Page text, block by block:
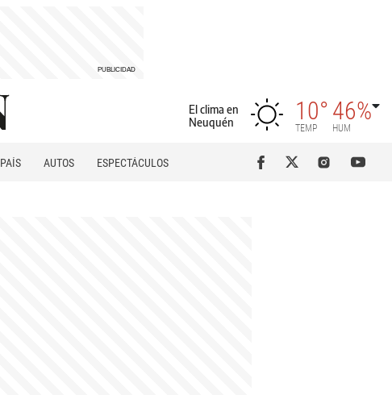
El clima en
Neuquén
10°
TEMP
46%
HUM
PAÍS AUTOS
ESPECTÁCULOS